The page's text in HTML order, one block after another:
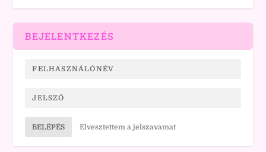
BEJELENTKEZÉS
BELÉPÉS Elvesztettem a jelszavamat